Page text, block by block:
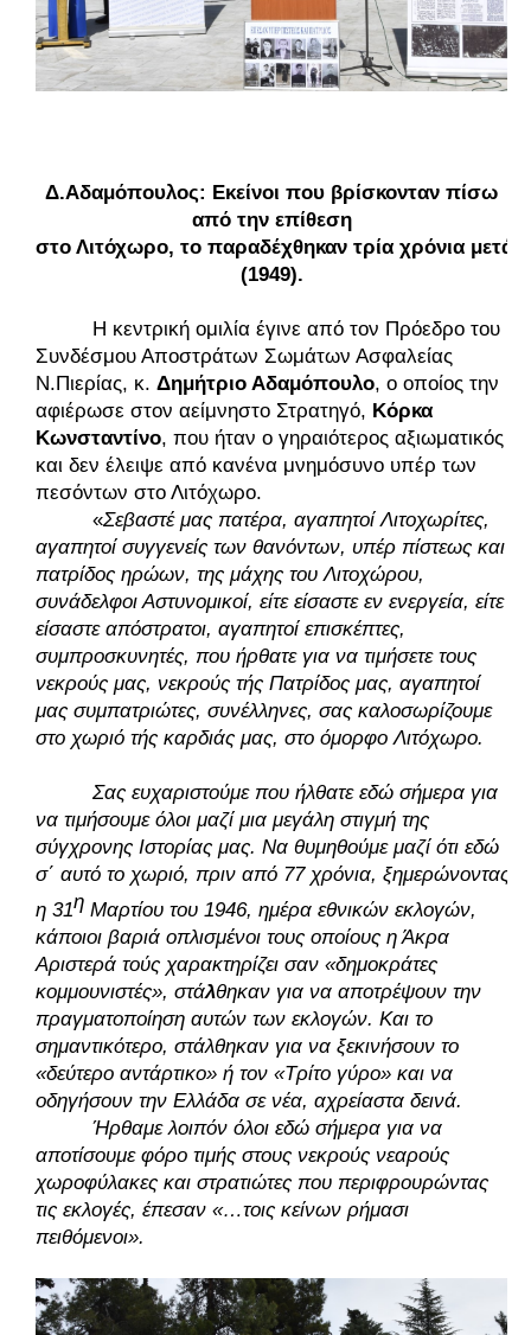
Δ.Αδαμόπουλος: Εκείνοι που βρίσκονταν πίσω
από την επίθεση
στο Λιτόχωρο, το παραδέχθηκαν τρία χρόνια μετά
(1949).
Η κεντρική ομιλία έγινε από τον Πρόεδρο του
Συνδέσμου Αποστράτων Σωμάτων Ασφαλείας
Ν.Πιερίας, κ. Δημήτριο Αδαμόπουλο, ο οποίος την
αφιέρωσε στον αείμνηστο Στρατηγό, Κόρκα
Κωνσταντίνο, που ήταν ο γηραιότερος αξιωματικός
και δεν έλειψε από κανένα μνημόσυνο υπέρ των
πεσόντων στο Λιτόχωρο.
«Σεβαστέ μας πατέρα, αγαπητοί Λιτοχωρίτες,
αγαπητοί συγγενείς των θανόντων, υπέρ πίστεως και
πατρίδος ηρώων, της μάχης του Λιτοχώρου,
συνάδελφοι Αστυνομικοί, είτε είσαστε εν ενεργεία, είτε
είσαστε απόστρατοι, αγαπητοί επισκέπτες,
συμπροσκυνητές, που ήρθατε για να τιμήσετε τους
νεκρούς μας, νεκρούς τής Πατρίδος μας, αγαπητοί
μας συμπατριώτες, συνέλληνες, σας καλοσωρίζουμε
στο χωριό τής καρδιάς μας, στο όμορφο Λιτόχωρο.
Σας ευχαριστούμε που ήλθατε εδώ σήμερα για
να τιμήσουμε όλοι μαζί μια μεγάλη στιγμή της
σύγχρονης Ιστορίας μας. Να θυμηθούμε μαζί ότι εδώ
σ΄ αυτό το χωριό, πριν από 77 χρόνια, ξημερώνοντας
η 31η Μαρτίου του 1946, ημέρα εθνικών εκλογών,
κάποιοι βαριά οπλισμένοι τους οποίους η Άκρα
Αριστερά τούς χαρακτηρίζει σαν «δημοκράτες
κομμουνιστές», στάλθηκαν για να αποτρέψουν την
πραγματοποίηση αυτών των εκλογών. Και το
σημαντικότερο, στάλθηκαν για να ξεκινήσουν το
«δεύτερο αντάρτικο» ή τον «Τρίτο γύρο» και να
οδηγήσουν την Ελλάδα σε νέα, αχρείαστα δεινά.
Ήρθαμε λοιπόν όλοι εδώ σήμερα για να
αποτίσουμε φόρο τιμής στους νεκρούς νεαρούς
χωροφύλακες και στρατιώτες που περιφρουρώντας
τις εκλογές, έπεσαν «…τοις κείνων ρήμασι
πειθόμενοι».